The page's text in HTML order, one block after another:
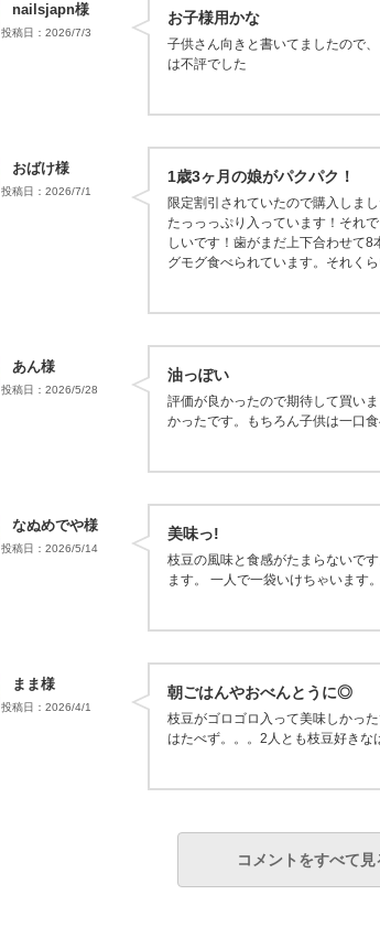
nailsjapn様
投稿日：2026/7/3
お子様用かな
子供さん向きと書いてましたので
は不評でした
おばけ様
投稿日：2026/7/1
1歳3ヶ月の娘がパクパク！
限定割引されていたので購入しま
たっっっぷり入っています！それ
しいです！歯がまだ上下合わせて
グモグ食べられています。それく
あん様
投稿日：2026/5/28
油っぽい
評価が良かったので期待して買い
かったです。もちろん子供は一口
なぬめでや様
投稿日：2026/5/14
美味っ!
枝豆の風味と食感がたまらないで
ます。 一人で一袋いけちゃいます。
まま様
投稿日：2026/4/1
朝ごはんやおべんとうに◎
枝豆がゴロゴロ入って美味しかっ
はたべず。。。2人とも枝豆好きな
コメントをすべて見